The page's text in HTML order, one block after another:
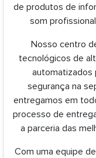
de produtos de
som
Nosso centro
tecnológicos de
automatizados
segurança na
entregamos em
processo de
a parceria das
Com uma equipe